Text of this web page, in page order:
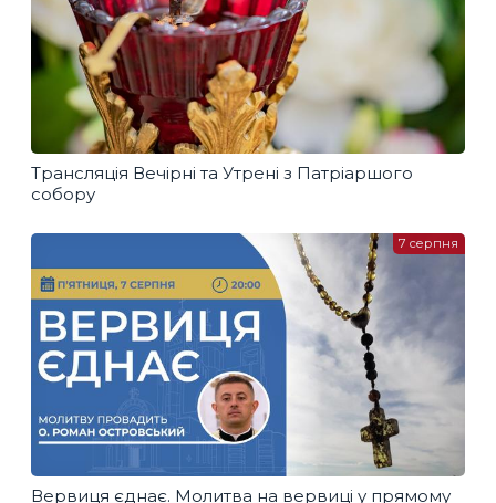
Трансляція Вечірні та Утрені з Патріаршого
собору
Вервиця єднає. Молитва на вервиці у прямому
7 серпня